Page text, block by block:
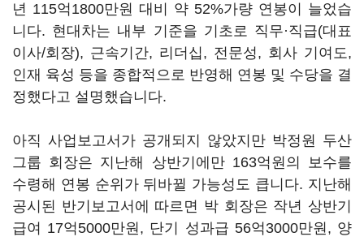
년 115억1800만원 대비 약 52%가량 연봉이 늘었습
니다. 현대차는 내부 기준을 기초로 직무·직급(대표
이사/회장), 근속기간, 리더십 , 전문성, 회사 기여도,
인재 육성 등을 종합적으로 반영해 연봉 및 수당을 결
정했다고 설명했습니다.
아직 사업보고서가 공개되지 않았지만 박정원 두산
그룹 회장은 지난해 상반기에만 163억원의 보수를
수령해 연봉 순위가 뒤바뀔 가능성도 큽니다. 지난해
공시된 반기보고서에 따르면 박 회장은 작년 상반기
급여 17억5000만원 , 단기 성과급 56억3000만원 , 양